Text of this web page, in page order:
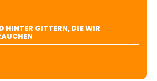
HINTER GITTERN, DIE WIR